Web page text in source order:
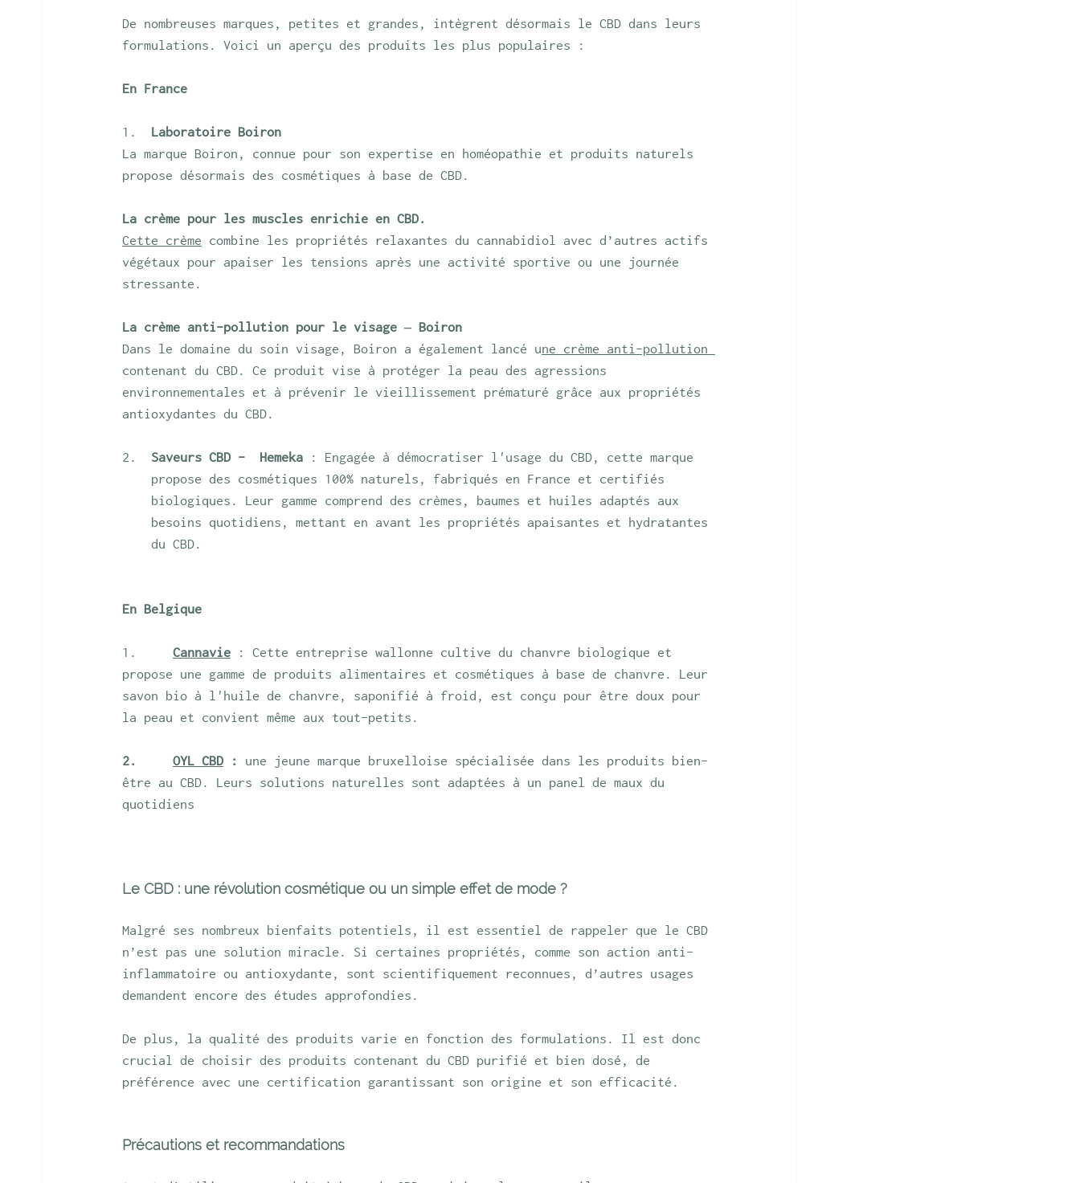
De nombreuses marques, petites et grandes, intègrent désormais le CBD dans leurs
formulations. Voici un aperçu des produits les plus populaires :
En France
Laboratoire Boiron
La marque Boiron, connue pour son expertise en homéopathie et produits naturels
propose désormais des cosmétiques à base de CBD.
La crème pour les muscles enrichie en CBD.
Cette crème combine les propriétés relaxantes du cannabidiol avec d’autres actifs
végétaux pour apaiser les tensions après une activité sportive ou une journée
stressante.
La crème anti-pollution pour le visage – Boiron
Dans le domaine du soin visage, Boiron a également lancé une crème anti-pollution
contenant du CBD. Ce produit vise à protéger la peau des agressions
environnementales et à prévenir le vieillissement prématuré grâce aux propriétés
antioxydantes du CBD.
Saveurs CBD -  Hemeka : Engagée à démocratiser l'usage du CBD, cette marque
propose des cosmétiques 100% naturels, fabriqués en France et certifiés
biologiques. Leur gamme comprend des crèmes, baumes et huiles adaptés aux
besoins quotidiens, mettant en avant les propriétés apaisantes et hydratantes
du CBD.
En Belgique
1. Cannavie : Cette entreprise wallonne cultive du chanvre biologique et
propose une gamme de produits alimentaires et cosmétiques à base de chanvre. Leur
savon bio à l'huile de chanvre, saponifié à froid, est conçu pour être doux pour
la peau et convient même aux tout-petits.
2. OYL CBD : une jeune marque bruxelloise spécialisée dans les produits bien-
être au CBD. Leurs solutions naturelles sont adaptées à un panel de maux du
quotidiens
Le CBD : une révolution cosmétique ou un simple effet de mode ?
Malgré ses nombreux bienfaits potentiels, il est essentiel de rappeler que le CBD
n’est pas une solution miracle. Si certaines propriétés, comme son action anti-
inflammatoire ou antioxydante, sont scientifiquement reconnues, d’autres usages
demandent encore des études approfondies.
De plus, la qualité des produits varie en fonction des formulations. Il est donc
crucial de choisir des produits contenant du CBD purifié et bien dosé, de
préférence avec une certification garantissant son origine et son efficacité.
Précautions et recommandations